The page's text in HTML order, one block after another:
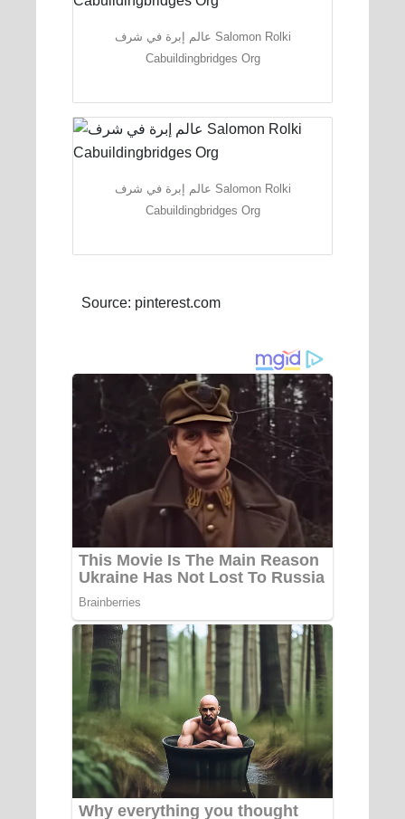
عالم إبرة في شرف Salomon Rolki
Cabuildingbridges Org
عالم إبرة في شرف Salomon Rolki
Cabuildingbridges Org
Source: pinterest.com